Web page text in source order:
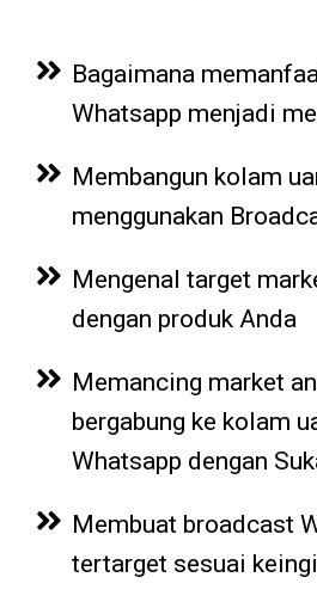
Bagaimana
Whatsapp menjadi
Membangun kolam
menggunakan
Mengenal target
dengan produk Anda
Memancing market
bergabung ke kolam
Whatsapp dengan
Membuat broadcast
tertarget sesuai